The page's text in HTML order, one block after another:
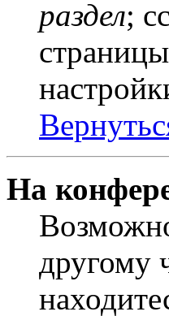
раздел;
На
другому